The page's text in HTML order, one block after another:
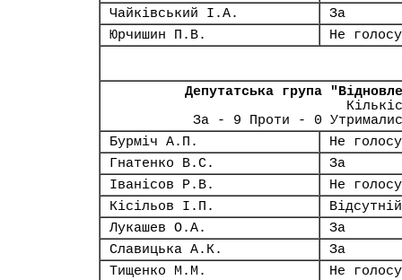
Чайківський І.А.
За
Юрчишин П.В.
Не
Депутатська група
За - 9 Проти - 0
Бурміч А.П.
Не
Гнатенко В.С.
За
Іванісов Р.В.
Не
Кісільов І.П.
Відсутній
Лукашев О.А.
За
Славицька А.К.
За
Тищенко М.М.
Не